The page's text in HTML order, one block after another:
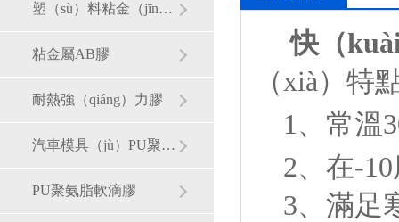
塑（sù）料粘金（jīn）屬AB膠
粘金屬AB膠
耐熱強（qiáng）力膠
汽車模具（jù）PU聚氨酯膠
PU聚氨脂軟滴膠
快（
（xià）特
1、常溫
2、在-10
3、滿足